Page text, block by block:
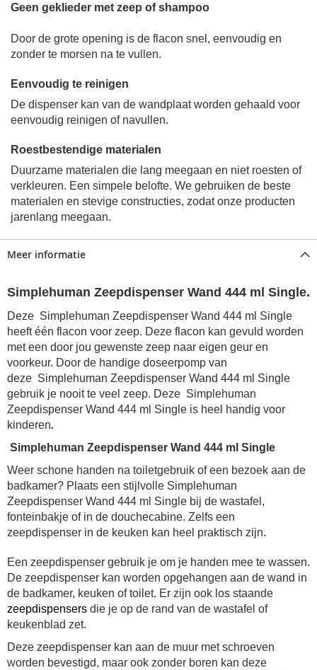
Geen geklieder met zeep of shampoo
Door de grote opening is de flacon snel, eenvoudig en
zonder te morsen na te vullen.
Eenvoudig te reinigen
De dispenser kan van de wandplaat worden gehaald voor
eenvoudig reinigen of navullen.
Roestbestendige materialen
Duurzame materialen die lang meegaan en niet roesten of
verkleuren. Een simpele belofte. We gebruiken de beste
materialen en stevige constructies, zodat onze producten
jarenlang meegaan.
Meer informatie
Simplehuman Zeepdispenser Wand 444 ml Single.
Deze Simplehuman Zeepdispenser Wand 444 ml Single
heeft één flacon voor zeep. Deze flacon kan gevuld worden
met een door jou gewenste zeep naar eigen geur en
voorkeur. Door de handige doseerpomp van
deze Simplehuman Zeepdispenser Wand 444 ml Single
gebruik je nooit te veel zeep. Deze Simplehuman
Zeepdispenser Wand 444 ml Single is heel handig voor
kinderen.
Simplehuman Zeepdispenser Wand 444 ml Single
Weer schone handen na toiletgebruik of een bezoek aan de
badkamer? Plaats een stijlvolle Simplehuman
Zeepdispenser Wand 444 ml Single bij de wastafel,
fonteinbakje of in de douchecabine. Zelfs een
zeepdispenser in de keuken kan heel praktisch zijn.
Een zeepdispenser gebruik je om je handen mee te wassen.
De zeepdispenser kan worden opgehangen aan de wand in
de badkamer, keuken of toilet. Er zijn ook los staande
zeepdispensers die je op de rand van de wastafel of
keukenblad zet.
Deze zeepdispenser kan aan de muur met schroeven
worden bevestigd, maar ook zonder boren kan deze